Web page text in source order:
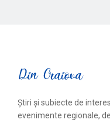
Știri și subiecte de
evenimente regionale,